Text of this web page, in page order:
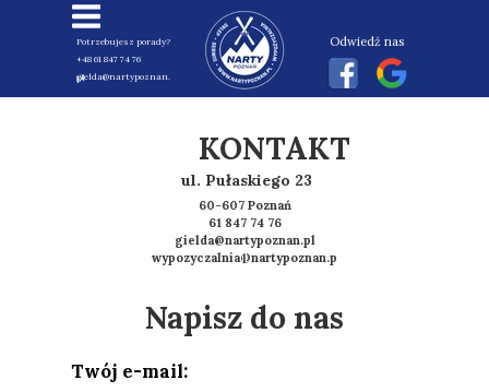
Odwiedź nas
Potrzebujesz porady?
+48 61 847 74 76
gielda@nartypoznan.pl
ul. Pułaskiego 23
60-607 Poznań
61 847 74 76
gielda@nartypoznan.pl
wypozyczalnia@nartypoznan.pl
KONTAKT
Twój e-mail:
Napisz do nas